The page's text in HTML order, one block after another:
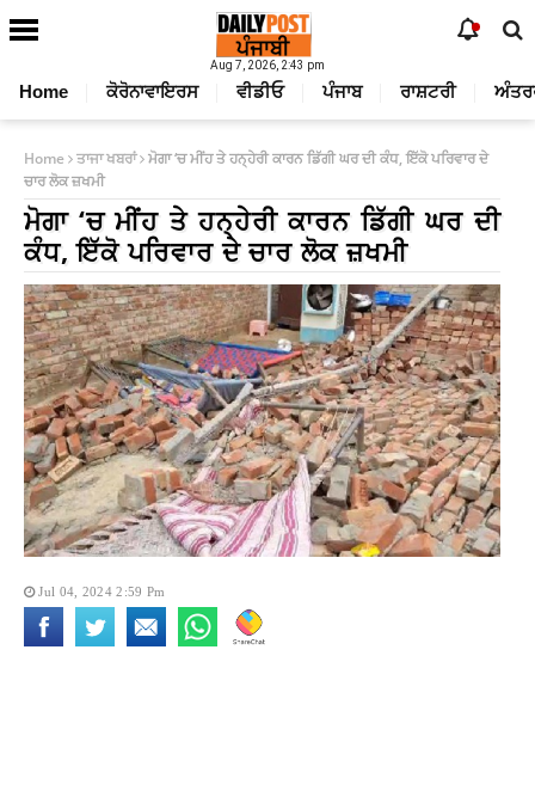
Aug 7, 2026, 2:43 pm
Home ਕੋਰੋਨਾਵਾਇਰਸ ਵੀਡੀਓ ਪੰਜਾਬ ਰਾਸ਼ਟਰੀ
Home ਤਾਜਾ ਖਬਰਾਂ ਮੋਗਾ ‘ਚ ਮੀਂਹ ਤੇ ਹਨ੍ਹੇਰੀ ਕਾਰਨ ਡਿੱਗੀ ਘਰ ਦੀ ਕੰਧ, ਇੱਕੋ ਪਰਿਵਾਰ ਦੇ
ਚਾਰ ਲੋਕ ਜ਼ਖਮੀ
ਮੋਗਾ ‘ਚ ਮੀਂਹ ਤੇ ਹਨ੍ਹੇਰੀ ਕਾਰਨ ਡਿੱਗੀ ਘਰ ਦੀ
ਕੰਧ, ਇੱਕੋ ਪਰਿਵਾਰ ਦੇ ਚਾਰ ਲੋਕ ਜ਼ਖਮੀ
Jul 04, 2024 2:59 Pm